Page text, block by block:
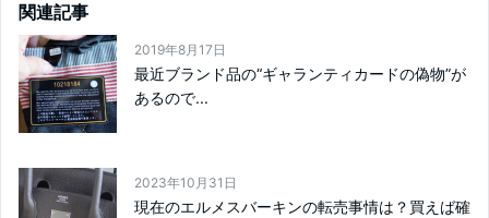
関連記事
2019年8月17日
最近ブランド品の“ギャランティカードの偽物”が
あるので...
2023年10月31日
現在のエルメスバーキンの転売事情は？買えば確